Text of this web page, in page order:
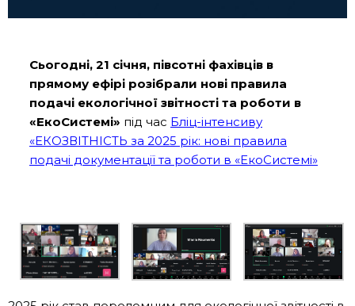
Сьогодні, 21 січня, півсотні фахівців в
прямому ефірі розібрали нові правила
подачі екологічної звітності та роботи в
«ЕкоСистемі» під час Бліц-інтенсиву
«ЕКОЗВІТНІСТЬ за 2025 рік: нові правила
подачі документації та роботи в «ЕкоСистемі»